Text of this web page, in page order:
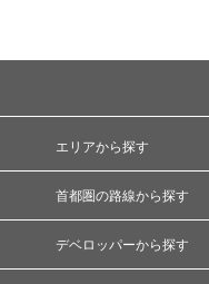
エリアから探す
首都圏の路線から探す
デベロッパーから探す